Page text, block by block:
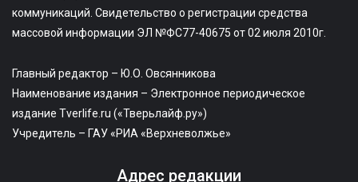
коммуникаций. Свидетельство о регистрации средства
массовой информации ЭЛ №ФС77-40675 от 02 июля 2010г.
Главный редактор – Ю.О. Овсянникова
Наименование издания – Электронное периодическое
издание Tverlife.ru («Тверьлайф.ру»)
Учредитель – ГАУ «РИА «Верхневолжье»
Адрес редакции